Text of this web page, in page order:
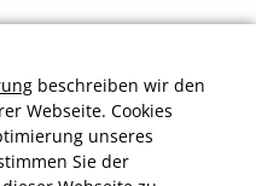
beschreiben wir den
Webseite. Cookies
unseres
Sie der